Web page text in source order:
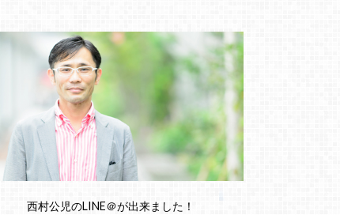
西村公児のLINE＠が出来ました！